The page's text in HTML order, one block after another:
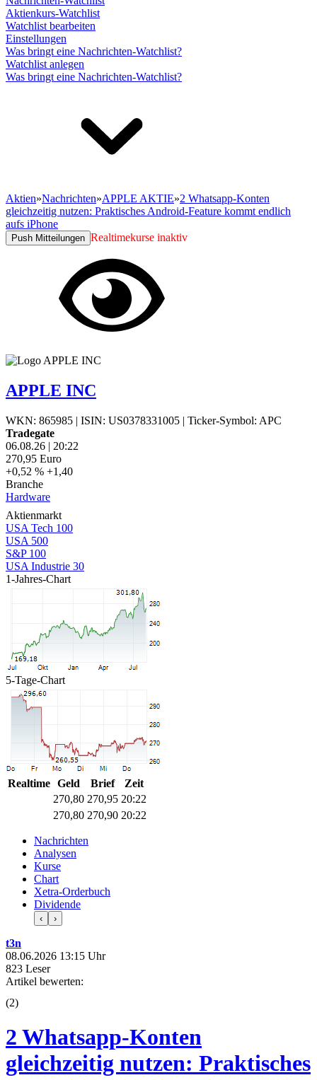
Aktienkurs-Watchlist
Watchlist bearbeiten
Einstellungen
Was bringt eine Nachrichten-Watchlist?
Watchlist anlegen
Was bringt eine Nachrichten-Watchlist?
Aktien»Nachrichten»APPLE AKTIE»2 Whatsapp-Konten
gleichzeitig nutzen: Praktisches Android-Feature kommt endlich
aufs iPhone
Push Mitteilungen Realtimekurse inaktiv
APPLE INC
WKN: 865985 | ISIN: US0378331005 | Ticker-Symbol: APC
Tradegate
06.08.26 | 20:22
270,95 Euro
+0,52 % +1,40
Branche
Hardware
Aktienmarkt
USA Tech 100
USA 500
S&P 100
USA Industrie 30
1-Jahres-Chart
5-Tage-Chart
Realtime Geld Brief
Zeit
270,80 270,95 20:22
270,80 270,90 20:22
Nachrichten
Analysen
Kurse
Chart
Xetra-Orderbuch
Dividende
‹ ›
t3n
08.06.2026 13:15 Uhr
823 Leser
Artikel bewerten:
(2)
2 Whatsapp-Konten
gleichzeitig nutzen: Praktisches